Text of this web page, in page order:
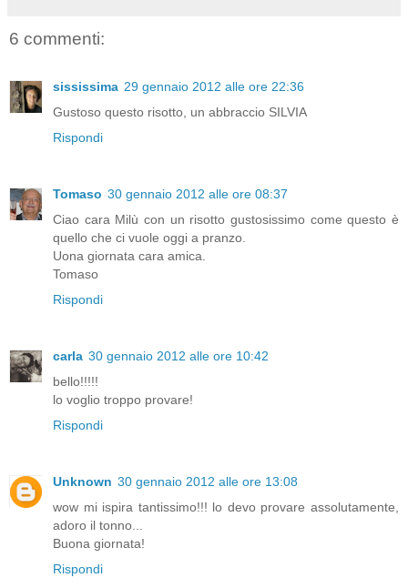
6 commenti:
sississima 29 gennaio 2012 alle ore 22:36
Gustoso questo risotto, un abbraccio SILVIA
Rispondi
Tomaso 30 gennaio 2012 alle ore 08:37
Ciao cara Milù con un risotto gustosissimo come questo è
quello che ci vuole oggi a pranzo.
Uona giornata cara amica.
Tomaso
Rispondi
carla 30 gennaio 2012 alle ore 10:42
bello!!!!!
lo voglio troppo provare!
Rispondi
Unknown 30 gennaio 2012 alle ore 13:08
wow mi ispira tantissimo!!! lo devo provare assolutamente,
adoro il tonno...
Buona giornata!
Rispondi